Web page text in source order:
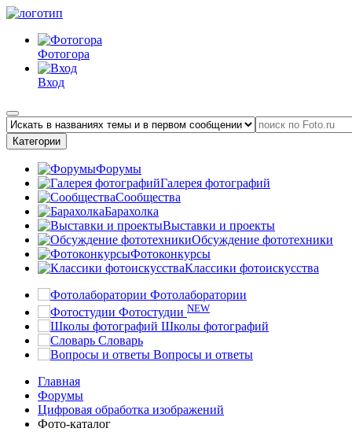
Фотогора
Вход
Категории
Форумы
Галерея фотографий
Сообщества
Барахолка
Выставки и проекты
Обсуждение фототехники
Фотоконкурсы
Классики фотоискусства
Фотолаборатории
Фотостудии NEW
Школы фотографий
Словарь
Вопросы и ответы
Главная
Форумы
Цифровая обработка изображений
Фото-каталог